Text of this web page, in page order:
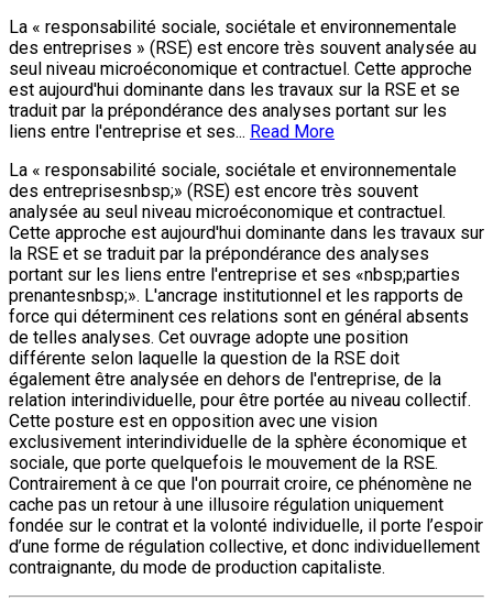
La « responsabilité sociale, sociétale et environnementale
des entreprises » (RSE) est encore très souvent analysée au
seul niveau microéconomique et contractuel. Cette approche
est aujourd'hui dominante dans les travaux sur la RSE et se
traduit par la prépondérance des analyses portant sur les
liens entre l'entreprise et ses... Read More
La « responsabilité sociale, sociétale et environnementale
des entreprisesnbsp;» (RSE) est encore très souvent
analysée au seul niveau microéconomique et contractuel.
Cette approche est aujourd'hui dominante dans les travaux sur
la RSE et se traduit par la prépondérance des analyses
portant sur les liens entre l'entreprise et ses «nbsp;parties
prenantesnbsp;». L'ancrage institutionnel et les rapports de
force qui déterminent ces relations sont en général absents
de telles analyses. Cet ouvrage adopte une position
différente selon laquelle la question de la RSE doit
également être analysée en dehors de l'entreprise, de la
relation interindividuelle, pour être portée au niveau collectif.
Cette posture est en opposition avec une vision
exclusivement interindividuelle de la sphère économique et
sociale, que porte quelquefois le mouvement de la RSE.
Contrairement à ce que l'on pourrait croire, ce phénomène ne
cache pas un retour à une illusoire régulation uniquement
fondée sur le contrat et la volonté individuelle, il porte l’espoir
d’une forme de régulation collective, et donc individuellement
contraignante, du mode de production capitaliste.